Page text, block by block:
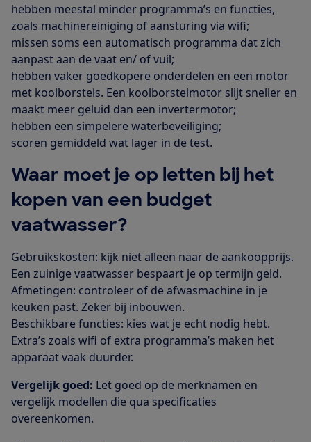
hebben meestal minder programma’s en functies,
zoals machinereiniging of aansturing via wifi;
missen soms een automatisch programma dat zich
aanpast aan de vaat en/ of vuil;
hebben vaker goedkopere onderdelen en een motor
met koolborstels. Een koolborstelmotor slijt sneller en
maakt meer geluid dan een invertermotor;
hebben een simpelere waterbeveiliging;
scoren gemiddeld wat lager in de test.
Waar moet je op letten bij het
kopen van een budget
vaatwasser?
Gebruikskosten: kijk niet alleen naar de aankoopprijs.
Een zuinige vaatwasser bespaart je op termijn geld.
Afmetingen: controleer of de afwasmachine in je
keuken past. Zeker bij inbouwen.
Beschikbare functies: kies wat je echt nodig hebt.
Extra’s zoals wifi of extra programma’s maken het
apparaat vaak duurder.
Vergelijk goed: Let goed op de merknamen en
vergelijk modellen die qua specificaties
overeenkomen.